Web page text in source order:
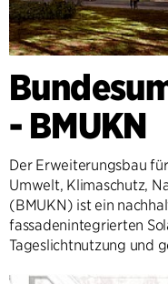
- BMUKN
Der Erweiterungsbau
Umwelt, Klimaschutz,
(BMUKN) ist ein
fassadenintegrierten
Tageslichtnutzung und